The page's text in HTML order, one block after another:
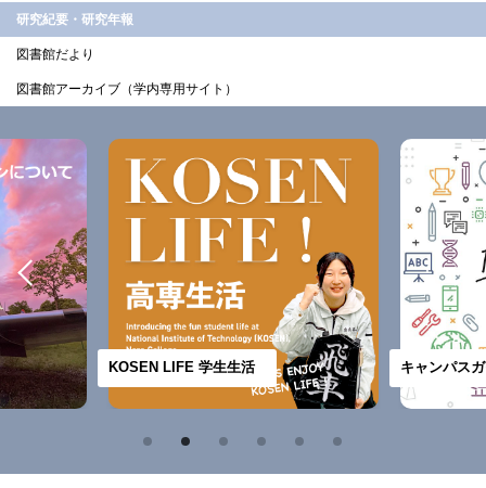
研究紀要・研究年報
図書館だより
図書館アーカイブ（学内専用サイト）
KOSEN LIFE 学生生活 キャンパス